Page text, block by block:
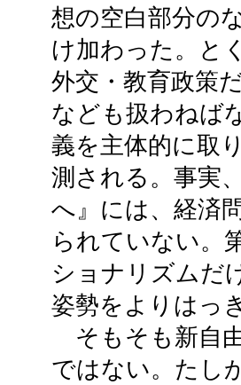
想の空白部分の
け加わった。と
外交・教育政策
なども扱わねば
義を主体的に取
測される。事実
へ』には、経済
られていない。
ショナリズムだ
姿勢をよりはっ
そもそも新自
ではない。たし